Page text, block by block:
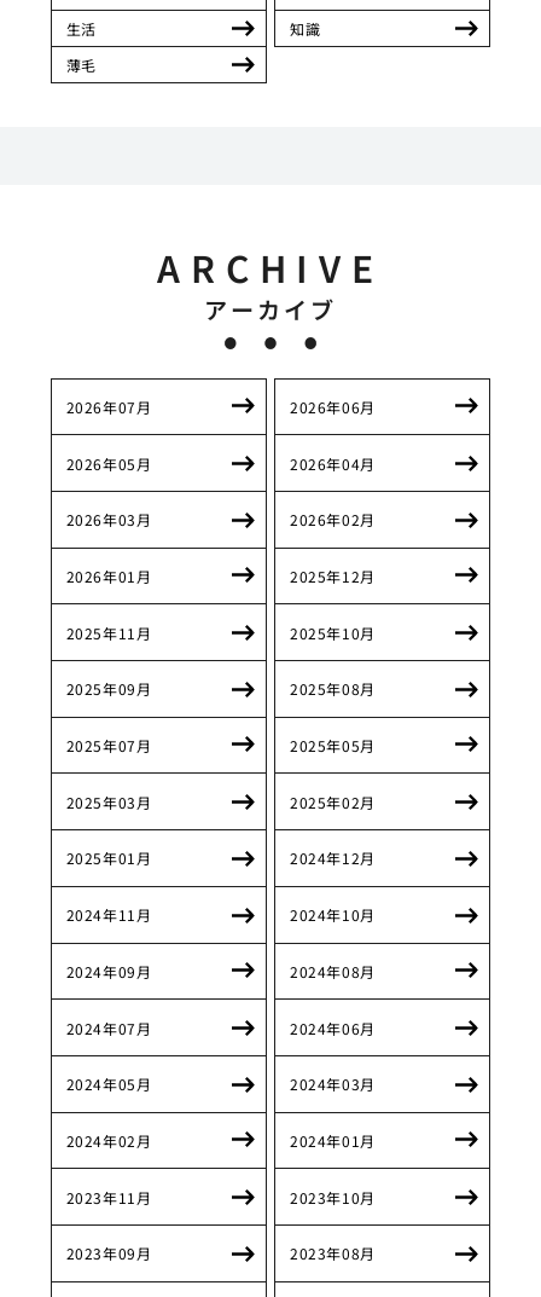
生活
知識
薄毛
ARCHIVE
アーカイブ
2026年07月 2026年06月
2026年05月 2026年04月
2026年03月 2026年02月
2026年01月 2025年12月
2025年11月 2025年10月
2025年09月 2025年08月
2025年07月 2025年05月
2025年03月 2025年02月
2025年01月 2024年12月
2024年11月 2024年10月
2024年09月 2024年08月
2024年07月 2024年06月
2024年05月 2024年03月
2024年02月 2024年01月
2023年11月 2023年10月
2023年09月 2023年08月